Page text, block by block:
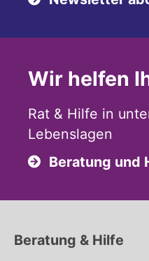
Wir helfen
Rat & Hilfe in
Lebenslagen
Beratung und
Beratung & Hilfe